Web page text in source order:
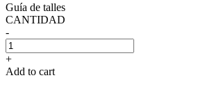
Guía de talles
CANTIDAD
-
+
Add to cart